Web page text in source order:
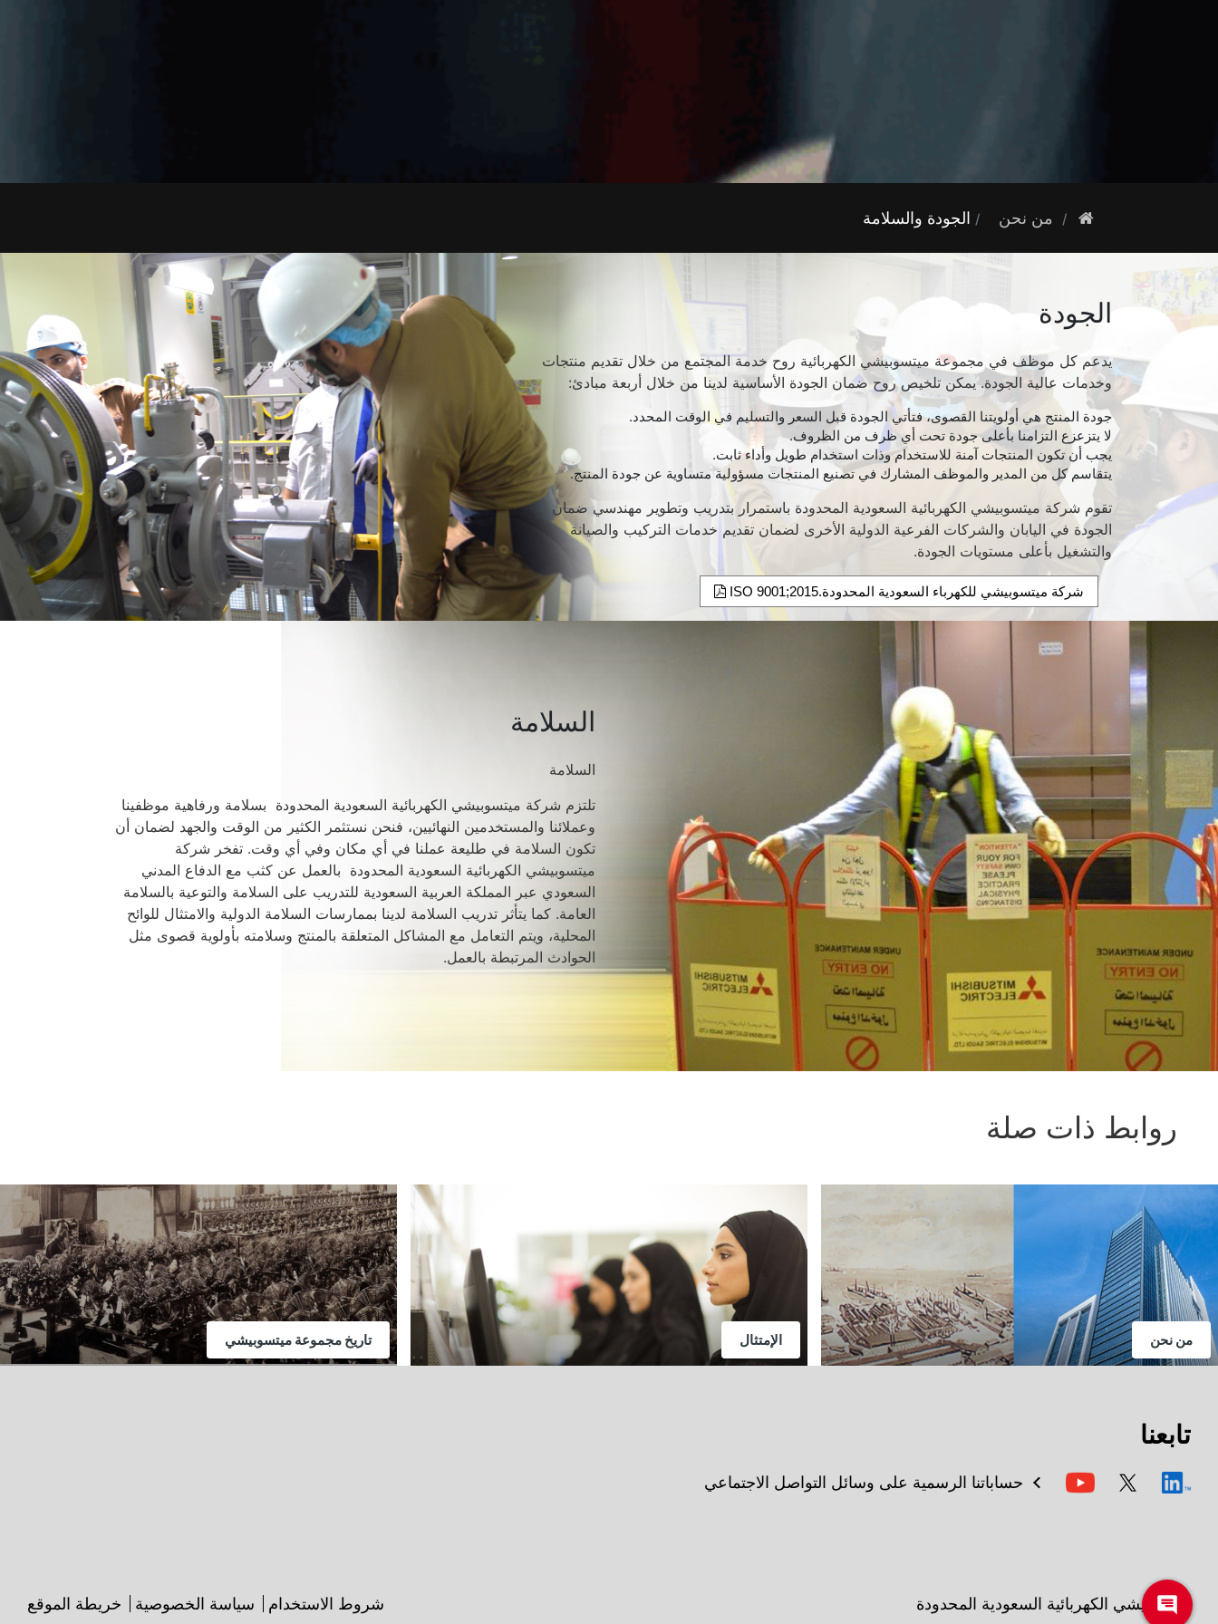
من نحن الجودة والسلامة
الجودة
يدعم كل موظف في مجموعة ميتسوبيشي الكهربائية روح خدمة المجتمع من خلال تقديم منتجات
وخدمات عالية الجودة. يمكن تلخيص روح ضمان الجودة الأساسية لدينا من خلال أربعة مبادئ:
جودة المنتج هي أولويتنا القصوى، فتأتي الجودة قبل السعر والتسليم في الوقت المحدد.
لا يتزعزع التزامنا بأعلى جودة تحت أي ظرف من الظروف.
يجب أن تكون المنتجات آمنة للاستخدام وذات استخدام طويل وأداء ثابت.
يتقاسم كل من المدير والموظف المشارك في تصنيع المنتجات مسؤولية متساوية عن جودة المنتج.
تقوم شركة ميتسوبيشي الكهربائية السعودية المحدودة باستمرار بتدريب وتطوير مهندسي ضمان
الجودة في اليابان والشركات الفرعية الدولية الأخرى لضمان تقديم خدمات التركيب والصيانة
والتشغيل بأعلى مستويات الجودة.
شركة ميتسوبيشي للكهرباء السعودية المحدودة.ISO 9001;2015
السلامة
السلامة
تلتزم شركة ميتسوبيشي الكهربائية السعودية المحدودة بسلامة ورفاهية موظفينا
وعملائنا والمستخدمين النهائيين، فنحن نستثمر الكثير من الوقت والجهد لضمان أن
تكون السلامة في طليعة عملنا في أي مكان وفي أي وقت. تفخر شركة
ميتسوبيشي الكهربائية السعودية المحدودة بالعمل عن كثب مع الدفاع المدني
السعودي عبر المملكة العربية السعودية للتدريب على السلامة والتوعية بالسلامة
العامة. كما يتأثر تدريب السلامة لدينا بممارسات السلامة الدولية والامتثال للوائح
المحلية، ويتم التعامل مع المشاكل المتعلقة بالمنتج وسلامته بأولوية قصوى مثل
الحوادث المرتبطة بالعمل.
روابط ذات صلة
تاريخ مجموعة ميتسوبيشي الإمتثال من نحن
تابعنا
حساباتنا الرسمية على وسائل التواصل الاجتماعي
شروط الاستخدام سياسة الخصوصية خريطة الموقع ميتسوبيشي الكهربائية السعودية المحدودة